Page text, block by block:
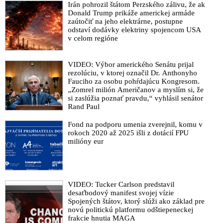
Irán pohrozil štátom Perzského zálivu, že ak
Donald Trump prikáže americkej armáde
zaútočiť na jeho elektrárne, postupne
odstaví dodávky elektriny spojencom USA
v celom regióne
VIDEO: Výbor amerického Senátu prijal
rezolúciu, v ktorej označil Dr. Anthonyho
Fauciho za osobu pohŕdajúcu Kongresom.
„Zomrel milión Američanov a myslím si, že
si zaslúžia poznať pravdu,“ vyhlásil senátor
Rand Paul
Fond na podporu umenia zverejnil, komu v
rokoch 2020 až 2025 išli z dotácií FPU
milióny eur
VIDEO: Tucker Carlson predstavil
desaťbodový manifest svojej vízie
Spojených štátov, ktorý slúži ako základ pre
novú politickú platformu odštiepeneckej
frakcie hnutia MAGA